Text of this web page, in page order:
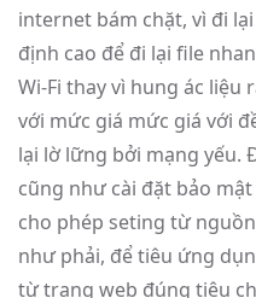
internet bám chặt, vì đi
định cao để đi lại file
Wi-Fi thay vì hung ác liệu
với mức giá mức giá với
lại lờ lững bởi mạng yếu.
cũng như cài đặt bảo
cho phép seting từ
như phải, để tiêu ứng
từ trang web đúng tiêu